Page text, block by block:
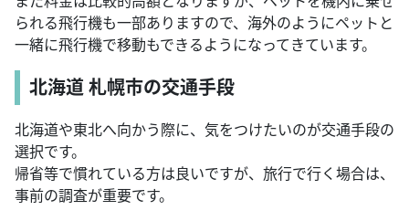
られる飛行機も一部ありますので、海外のようにペットと
一緒に飛行機で移動もできるようになってきています。
北海道 札幌市の交通手段
北海道や東北へ向かう際に、気をつけたいのが交通手段の
選択です。
帰省等で慣れている方は良いですが、旅行で行く場合は、
事前の調査が重要です。